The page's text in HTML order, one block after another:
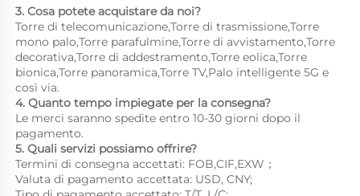
3. Cosa potete acquistare da noi?
Torre di telecomunicazione,Torre di trasmissione,Torre
mono palo,Torre parafulmine,Torre di avvistamento,Torre
decorativa,Torre di addestramento,Torre eolica,Torre
bionica,Torre panoramica,Torre TV,Palo intelligente 5G e
così via.
4. Quanto tempo impiegate per la consegna?
Le merci saranno spedite entro 10-30 giorni dopo il
pagamento.
5. Quali servizi possiamo offrire?
Termini di consegna accettati: FOB,CIF,EXW；
Valuta di pagamento accettata: USD, CNY;